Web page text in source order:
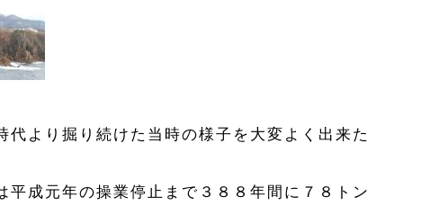
より掘り続けた当時の様子を大変よく出来た
成元年の操業停止まで３８８年間に７８トン